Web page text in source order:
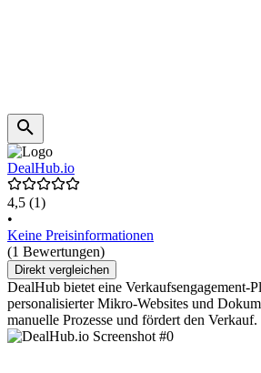
DealHub.io
4,5 (1)
•
Keine Preisinformationen
(1 Bewertungen)
Direkt vergleichen
DealHub bietet eine Verkaufsengagement-
personalisierter Mikro-Websites und
manuelle Prozesse und fördert den Verkauf.